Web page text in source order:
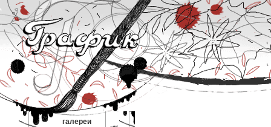
галереи